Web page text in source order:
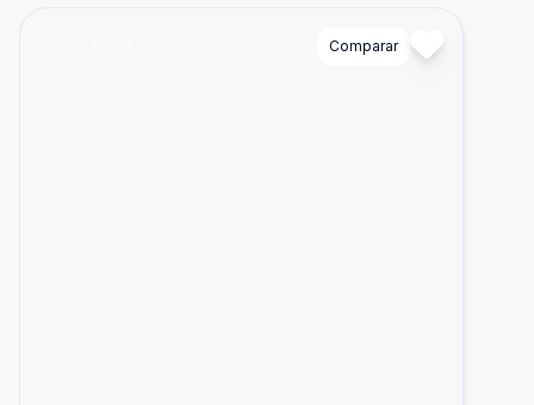
Comparar